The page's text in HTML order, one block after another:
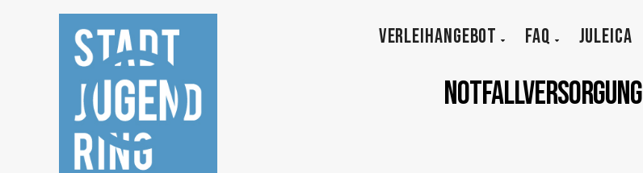
VERLEIHANGEBOT FAQ JULEICA
notfallversorgung